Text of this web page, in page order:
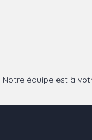
Notre équipe est à